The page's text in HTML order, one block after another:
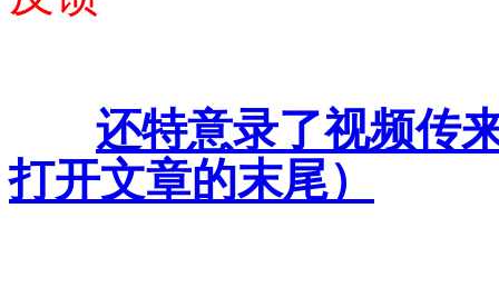
还特意录了视频传
打开文章的末尾）